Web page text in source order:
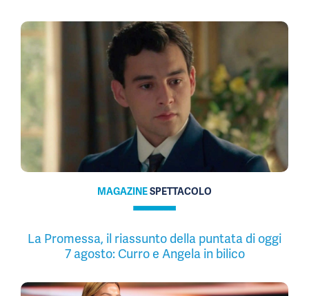
MAGAZINESPETTACOLO
La Promessa, il riassunto della puntata di oggi
7 agosto: Curro e Angela in bilico